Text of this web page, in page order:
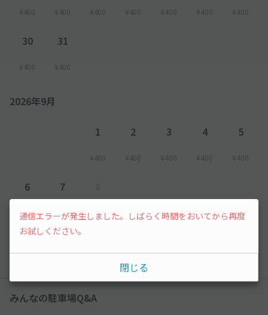
¥400 ¥400 ¥400 ¥400 ¥400 ¥400 ¥400
30
¥400
31
¥400
2026年9月
1
¥400
2
¥400
3
¥400
4
¥400
5
¥400
6
¥400
7
¥400 先行予約
みんなの駐車場Q&A
通信エラーが発生しました。しばらく時間をおいてから再度
お試しください。
閉じる